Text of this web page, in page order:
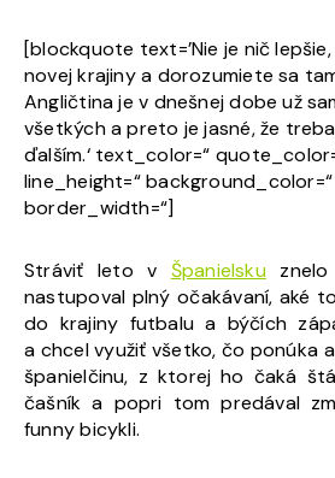
[blockquote text=’Nie je nič
novej krajiny a dorozumiete sa
Angličtina je v dnešnej dobe už
všetkých a preto je jasné, že
ďalším.‘ text_color=“
line_height=“
border_width=“]
Stráviť leto v Španielskuznelo
nastupoval plný očakávaní, aké
do krajiny futbalu a býčích
a chcel využiť všetko, čo ponúka
španielčinu, z ktorej ho čaká
čašník a popri tom predával
funny bicykli.